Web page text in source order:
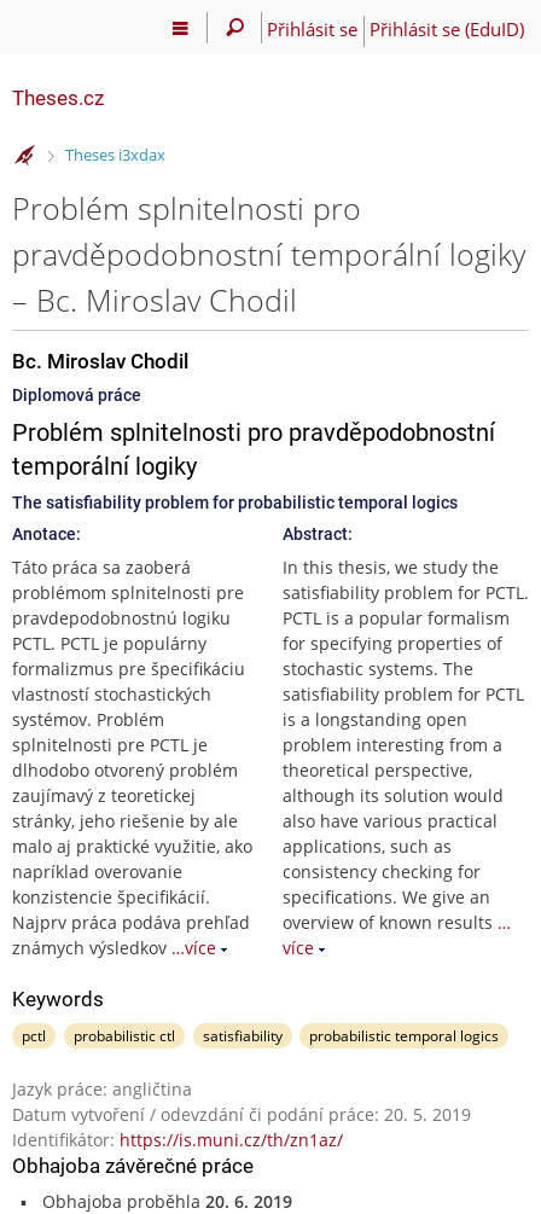
Přihlásit se Přihlásit se (EduID)
Theses.cz
>
Theses i3xdax
Problém splnitelnosti pro
pravděpodobnostní temporální logiky
– Bc. Miroslav Chodil
Bc. Miroslav Chodil
Diplomová práce
Problém splnitelnosti pro pravděpodobnostní
temporální logiky
The satisfiability problem for probabilistic temporal logics
Anotace:
Táto práca sa zaoberá
problémom splnitelnosti pre
pravdepodobnostnú logiku
PCTL. PCTL je populárny
formalizmus pre špecifikáciu
vlastností stochastických
systémov. Problém
splnitelnosti pre PCTL je
dlhodobo otvorený problém
zaujímavý z teoretickej
stránky, jeho riešenie by ale
malo aj praktické využitie, ako
napríklad overovanie
konzistencie špecifikácií.
Najprv práca podáva prehľad
známych výsledkov …více
Abstract:
In this thesis, we study the
satisfiability problem for PCTL.
PCTL is a popular formalism
for specifying properties of
stochastic systems. The
satisfiability problem for PCTL
is a longstanding open
problem interesting from a
theoretical perspective,
although its solution would
also have various practical
applications, such as
consistency checking for
specifications. We give an
overview of known results …
více
Keywords
pctl probabilistic ctl satisfiability probabilistic temporal logics
Jazyk práce: angličtina
Datum vytvoření / odevzdání či podání práce: 20. 5. 2019
Identifikátor: https://is.muni.cz/th/zn1az/
Obhajoba závěrečné práce
Obhajoba proběhla 20. 6. 2019